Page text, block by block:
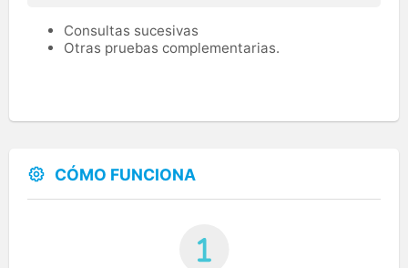
Consultas sucesivas
Otras pruebas complementarias.
CÓMO FUNCIONA